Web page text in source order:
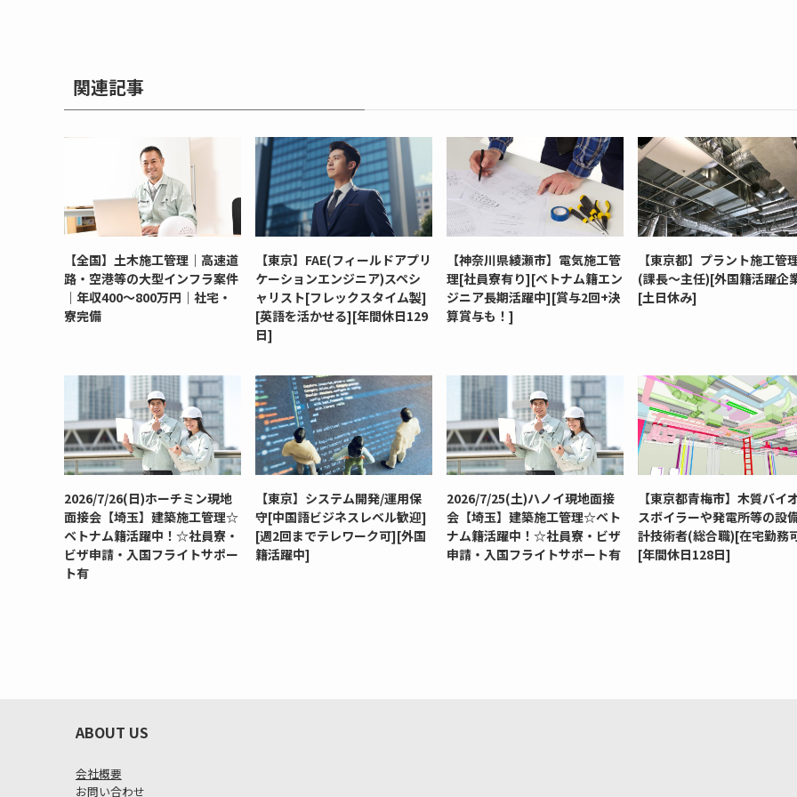
関連記事
【全国】土木施工管理｜高速道
路・空港等の大型インフラ案件
｜年収400～800万円｜社宅・
寮完備
【東京】FAE(フィールドアプリ
ケーションエンジニア)スペシ
ャリスト[フレックスタイム製]
[英語を活かせる][年間休日129
日]
【神奈川県綾瀬市】電気施工管
理[社員寮有り][ベトナム籍エン
ジニア長期活躍中][賞与2回+決
算賞与も！]
【東京都】プラント施工管
(課長～主任)[外国籍活躍企
[土日休み]
2026/7/26(日)ホーチミン現地
面接会【埼玉】建築施工管理☆
ベトナム籍活躍中！☆社員寮・
ビザ申請・入国フライトサポー
ト有
【東京】システム開発/運用保
守[中国語ビジネスレベル歓迎]
[週2回までテレワーク可][外国
籍活躍中]
2026/7/25(土)ハノイ現地面接
会【埼玉】建築施工管理☆ベト
ナム籍活躍中！☆社員寮・ビザ
申請・入国フライトサポート有
【東京都青梅市】木質バイ
スボイラーや発電所等の設
計技術者(総合職)[在宅勤務
[年間休日128日]
ABOUT US
会社概要
お問い合わせ